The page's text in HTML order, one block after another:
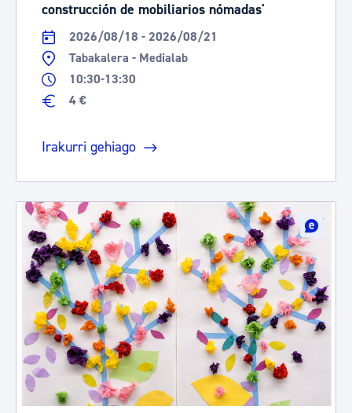
construcción de mobiliarios nómadas'
2026/08/18 - 2026/08/21
Tabakalera - Medialab
10:30-13:30
4 €
Irakurri gehiago